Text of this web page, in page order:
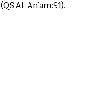
Al-An’am:91).